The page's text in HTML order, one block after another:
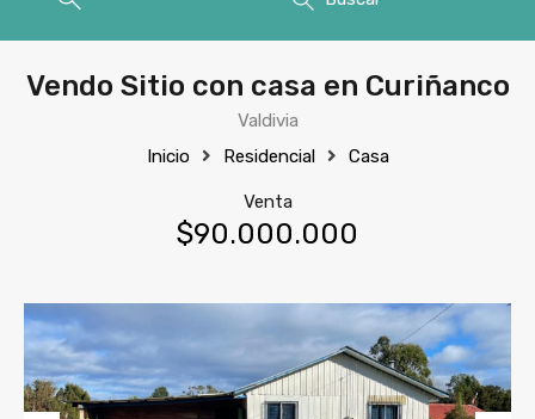
Vendo Sitio con casa en Curiñanco
Valdivia
Inicio
Residencial Casa
Venta
$90.000.000